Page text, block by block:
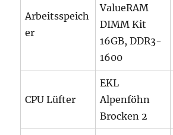
Arbeitsspeich
er
ValueRAM
DIMM Kit
16GB, DDR3-
1600
CPU Lüfter
EKL
Alpenföhn
Brocken 2